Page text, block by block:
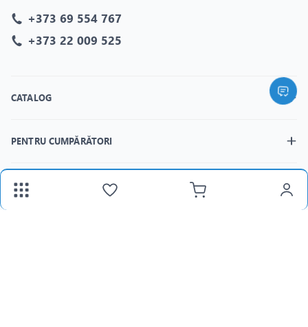
+373 69 554 767
+373 22 009 525
CATALOG
PENTRU CUMPĂRĂTORI
MAGAZINELE